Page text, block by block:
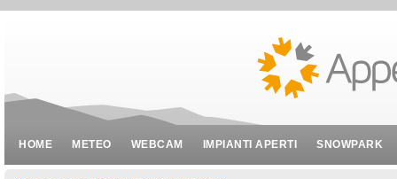
HOME METEO WEBCAM IMPIANTI APERTI SNOWPARK